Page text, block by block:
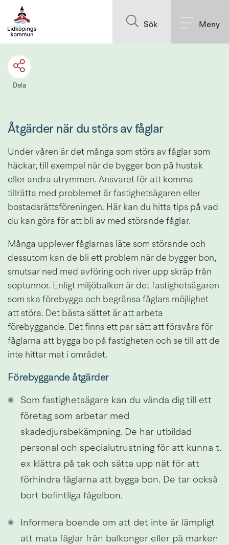
Sök Meny
Dela
Åtgärder när du störs av fåglar
Under våren är det många som störs av fåglar som
häckar, till exempel när de bygger bon på hustak
eller andra utrymmen. Ansvaret för att komma
tillrätta med problemet är fastighetsägaren eller
bostadsrättsföreningen. Här kan du hitta tips på vad
du kan göra för att bli av med störande fåglar.
Många upplever fåglarnas läte som störande och
dessutom kan de bli ett problem när de bygger bon,
smutsar ned med avföring och river upp skräp från
soptunnor. Enligt miljöbalken är det fastighetsägaren
som ska förebygga och begränsa fåglars möjlighet
att störa. Det bästa sättet är att arbeta
förebyggande. Det finns ett par sätt att försvåra för
fåglarna att bygga bo på fastigheten och se till att de
inte hittar mat i området.
Förebyggande åtgärder
Som fastighetsägare kan du vända dig till ett
företag som arbetar med
skadedjursbekämpning. De har utbildad
personal och specialutrustning för att kunna t.
ex klättra på tak och sätta upp nät för att
förhindra fåglarna att bygga bon. De tar också
bort befintliga fågelbon.
Informera boende om att det inte är lämpligt
att mata fåglar från balkonger eller på marken